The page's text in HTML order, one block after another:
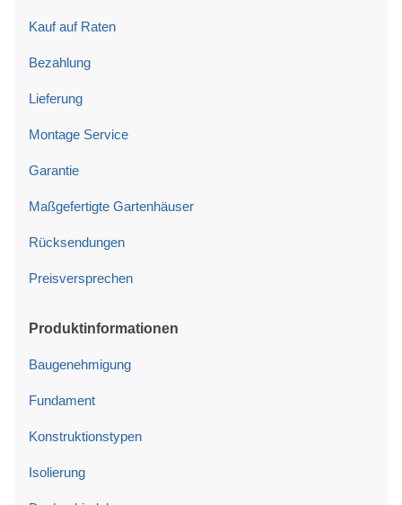
Kauf auf Raten
Bezahlung
Lieferung
Montage Service
Garantie
Maßgefertigte Gartenhäuser
Rücksendungen
Preisversprechen
Produktinformationen
Baugenehmigung
Fundament
Konstruktionstypen
Isolierung